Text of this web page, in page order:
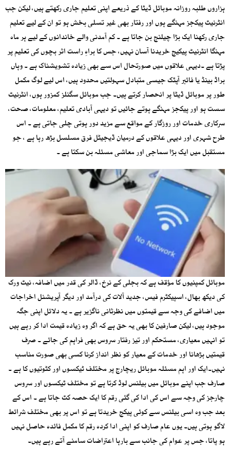
ہزاروں طلبہ روزانہ موبائل ڈیٹا کے ذریعے اپنی تعلیم جاری رکھتے ہیں، لیکن جب
انٹرنیٹ پیکجز مہنگے ہوں اور رفتار بھی غیر تسلی بخش ہو تو ان کے لیے تعلیم
جاری رکھنا ایک بڑا چیلنج بن جاتا ہے ۔ کم آمدنی والے خاندانوں کے لیے ہر ماہ
مہنگا انٹرنیٹ پیکیج خریدنا آسان نہیں، جس کا براہِ راست اثر بچوں کی تعلیم پر
پڑتا ہے ۔دیہی علاقوں میں صورتحال اس سے بھی زیادہ تشویشناک ہے ۔ وہاں
براڈ بینڈ یا فائبر آپٹک جیسی متبادل سہولتیں محدود ہیں، اس لیے لوگ مکمل
طور پر موبائل ڈیٹا پر انحصار کرتے ہیں۔ جب موبائل سگنلز کمزور ہوں، انٹرنیٹ
سست ہو اور پیکجز مہنگے ہوتے جائیں تو دیہی آبادی تعلیم، معلومات، صحت،
سرکاری خدمات اور روزگار کے مواقع سے مزید دور ہوتی چلی جاتی ہے ۔ اس
طرح شہری اور دیہی علاقوں کے درمیان ڈیجیٹل فرق مسلسل بڑھ رہا ہے ، جو
مستقبل میں ایک بڑا سماجی اور معاشی مسئلہ بن سکتا ہے ۔
موبائل کمپنیوں کا مؤقف ہے کہ بجلی کے نرخ، ڈالر کی قدر میں اضافہ، نیٹ ورک
کی دیکھ بھال، اسپیکٹرم فیس، جدید آلات کی درآمد اور دیگر آپریشنل اخراجات
میں اضافے کی وجہ سے قیمتوں میں نظرثانی ناگزیر ہے ۔ یہ دلائل اپنی جگہ
موجود ہیں، لیکن صارفین کا بھی یہ حق ہے کہ اگر وہ زیادہ قیمت ادا کر رہے ہیں
تو انہیں معیاری، مستحکم اور تیز رفتار سروس بھی فراہم کی جائے ۔ صرف
قیمتیں بڑھانا اور خدمات کے معیار کو نظر انداز کرنا کسی بھی صورت مناسب
نہیں۔ایک اور اہم مسئلہ موبائل ریچارج پر مختلف ٹیکسوں اور کٹوتیوں کا ہے ۔
صارف جب اپنے موبائل میں بیلنس لوڈ کرتا ہے تو مختلف ٹیکسوں اور سروس
چارجز کی وجہ سے اس کی ادا کی گئی رقم کا ایک حصہ کٹ جاتا ہے ۔ اس کے
بعد جب وہ اسی بیلنس سے کوئی پیکج خریدتا ہے تو اس پر بھی مختلف شرائط
لاگو ہوتی ہیں۔ یوں عام صارف کو اپنی ادا کردہ رقم کا مکمل فائدہ حاصل نہیں
ہو پاتا، جس پر عوام کی جانب سے بارہا اعتراضات سامنے آتے رہے ہیں۔